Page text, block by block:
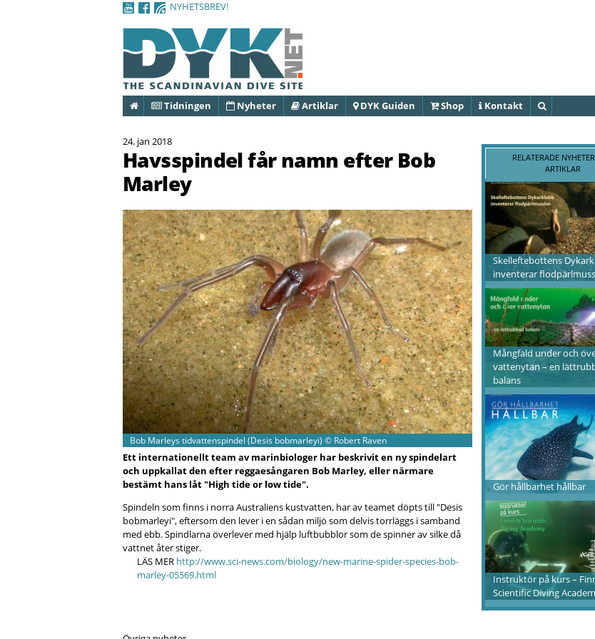
NYHETSBREV!
HemTidningen Nyheter Artiklar DYK Guiden Shop Kontakt
24. jan 2018
Havsspindel får namn efter Bob
Marley
Bob Marleys tidvattenspindel (Desis bobmarleyi) © Robert Raven
Ett internationellt team av marinbiologer har beskrivit en ny spindelart
och uppkallat den efter reggaesångaren Bob Marley, eller närmare
bestämt hans låt "High tide or low tide".
Spindeln som finns i norra Australiens kustvatten, har av teamet döpts till "Desis
bobmarleyi", eftersom den lever i en sådan miljö som delvis torrläggs i samband
med ebb. Spindlarna överlever med hjälp luftbubblor som de spinner av silke då
vattnet åter stiger.
LÄS MER http://www.sci-news.com/biology/new-marine-spider-species-bob-
marley-05569.html
RELATERADE
ARTIKLAR
Skelleftebottens
inventerar
Mångfald under och
vattenytan – en
balans
Gör hållbarhet hållbar
Instruktör på kurs –
Scientific Diving